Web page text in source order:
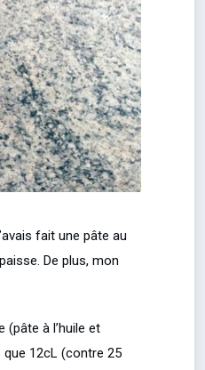
fait une pâte au
De plus, mon
à l’huile et
que 12cL (contre 25